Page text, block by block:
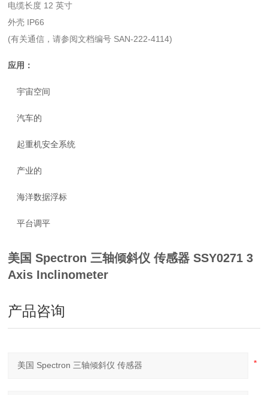
电缆长度 12 英寸
外壳 IP66
(有关通信，请参阅文档编号 SAN-222-4114)
应用：
宇宙空间
汽车的
起重机安全系统
产业的
海洋数据浮标
平台调平
美国 Spectron 三轴倾斜仪 传感器 SSY0271 3
Axis Inclinometer
产品咨询